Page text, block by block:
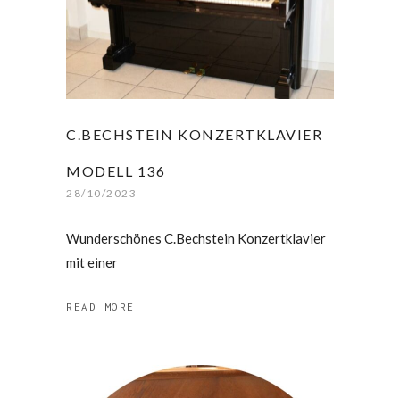
C.BECHSTEIN KONZERTKLAVIER
MODELL 136
28/10/2023
Wunderschönes C.Bechstein Konzertklavier
mit einer
READ MORE